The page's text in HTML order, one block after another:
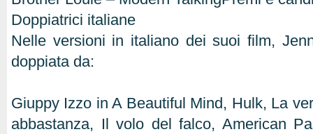
Doppiatrici italiane
Nelle versioni in italiano dei suoi film,
doppiata da:
Giuppy Izzo in A Beautiful Mind, Hulk, La
abbastanza, Il volo del falco, American